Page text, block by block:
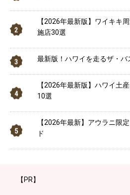
【2026年最新版】ワイキキ
施店30選
最新版！ハワイを走るザ・
【2026年最新版】ハワイ土
10選
【2026年最新】アウラニ限
ド
【PR】